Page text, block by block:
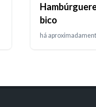
bico
há